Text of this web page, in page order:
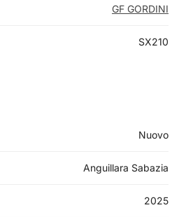
GF GORDINI
SX210
Nuovo
Anguillara Sabazia
2025